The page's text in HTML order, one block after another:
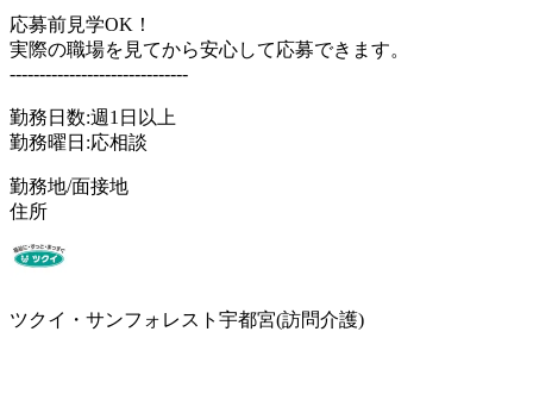
応募前見学OK！
実際の職場を見てから安心して応募できます。
------------------------------
勤務日数:週1日以上
勤務曜日:応相談
勤務地/面接地
住所
ツクイ・サンフォレスト宇都宮(訪問介護)